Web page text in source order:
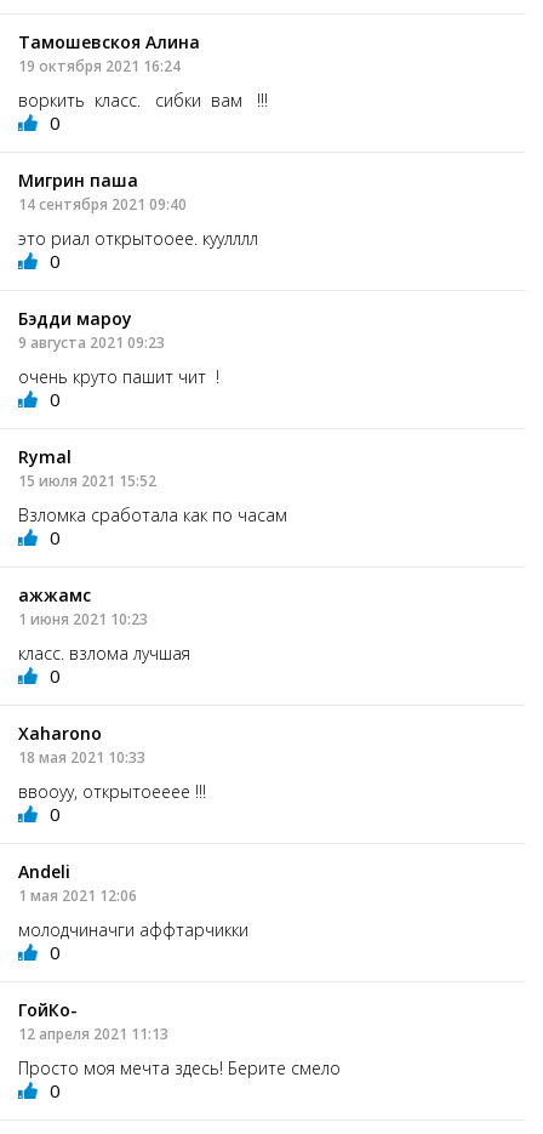
Тамошевскоя Алина
19 октября 2021 16:24
воркить класс. сибки вам !!!
0
Мигрин паша
14 сентября 2021 09:40
это риал открытооее. куулллл
0
Бэдди мароу
9 августа 2021 09:23
очень круто пашит чит !
0
Rymal
15 июля 2021 15:52
Взломка сработала как по часам
0
ажжамс
1 июня 2021 10:23
класс. взлома лучшая
0
Xaharono
18 мая 2021 10:33
ввооуу, открытоееее !!!
0
Andeli
1 мая 2021 12:06
молодчиначги аффтарчикки
0
ГойКо-
12 апреля 2021 11:13
Просто моя мечта здесь! Берите смело
0